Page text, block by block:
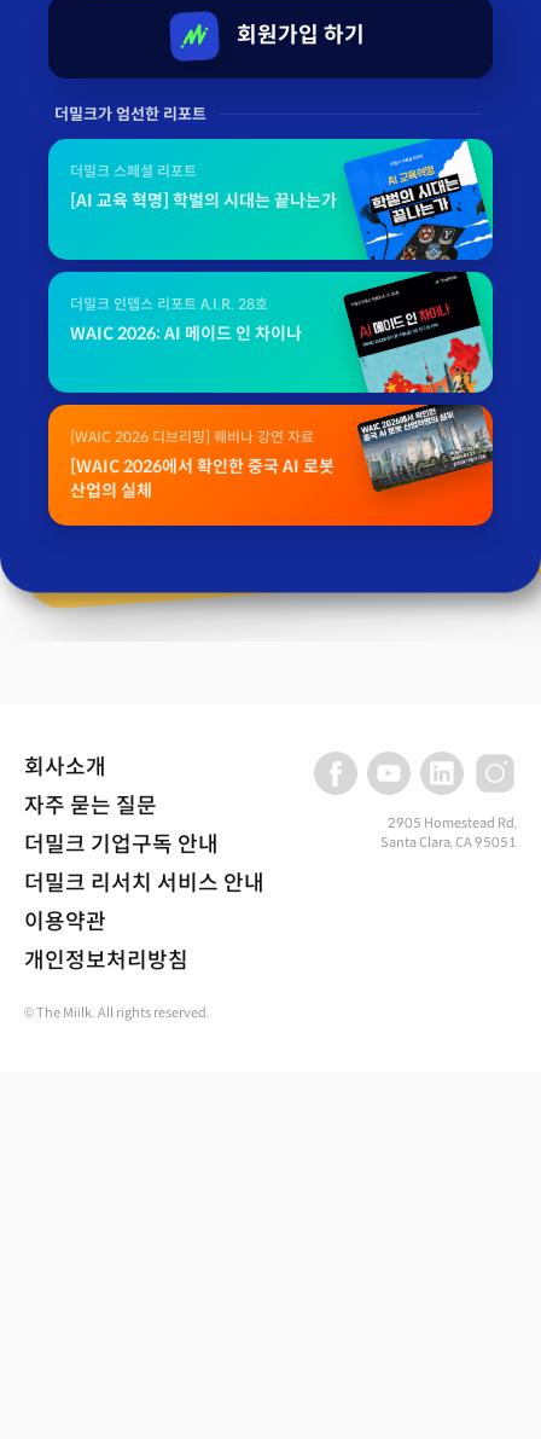
회원가입 하기
더밀크가 엄선한 리포트
더밀크 스페셜 리포트
[AI 교육 혁명] 학벌의 시대는 끝나는가
더밀크 인뎁스 리포트 A.I.R. 28호
WAIC 2026: AI 메이드 인 차이나
[WAIC 2026 디브리핑] 웨비나 강연 자료
[WAIC 2026에서 확인한 중국 AI 로봇
산업의 실체
회사소개
자주 묻는 질문
더밀크 기업구독 안내
더밀크 리서치 서비스 안내
이용약관
개인정보처리방침
2905 Homestead Rd,
Santa Clara, CA 95051
© The Miilk. All rights reserved.